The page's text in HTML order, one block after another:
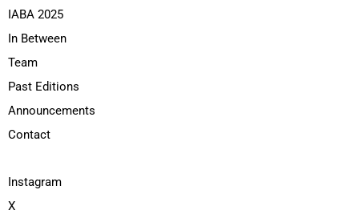
IABA 2025
In Between
Team
Past Editions
Announcements
Contact
Instagram
X